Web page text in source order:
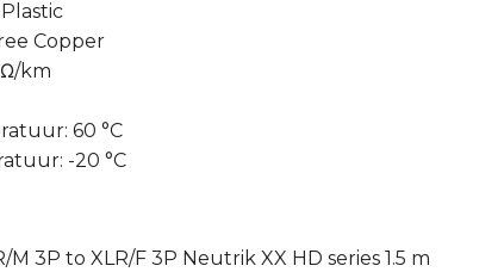
Copper
km
60 °C
-20 °C
M 3P to XLR/F 3P Neutrik XX HD series 1.5 m